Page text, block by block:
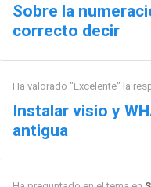
Sobre la
correcto decir
Ha valorado "Excelente" la
Instalar visio y
antigua